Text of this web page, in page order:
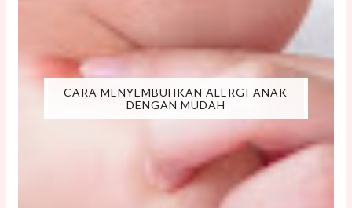
CARA MENYEMBUHKAN ALERGI ANAK
DENGAN MUDAH